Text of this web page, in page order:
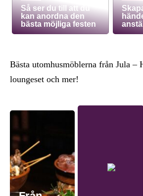
Så ser du till att du
kan anordna den
bästa möjliga festen
Bästa utomhusmöblerna från Jula –
loungeset och mer!